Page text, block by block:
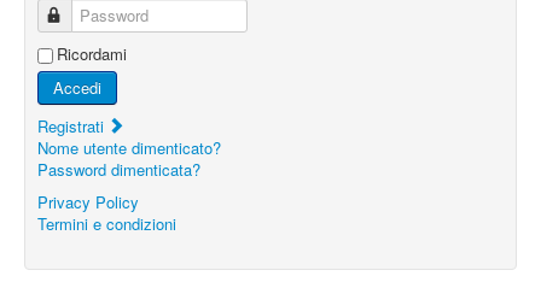
Password
Ricordami
Accedi
Registrati
Nome utente dimenticato?
Password dimenticata?
Privacy Policy
Termini e condizioni